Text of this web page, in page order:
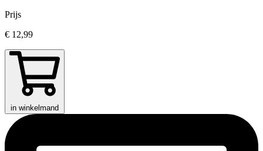
Prijs
€ 12,99
in winkelmand